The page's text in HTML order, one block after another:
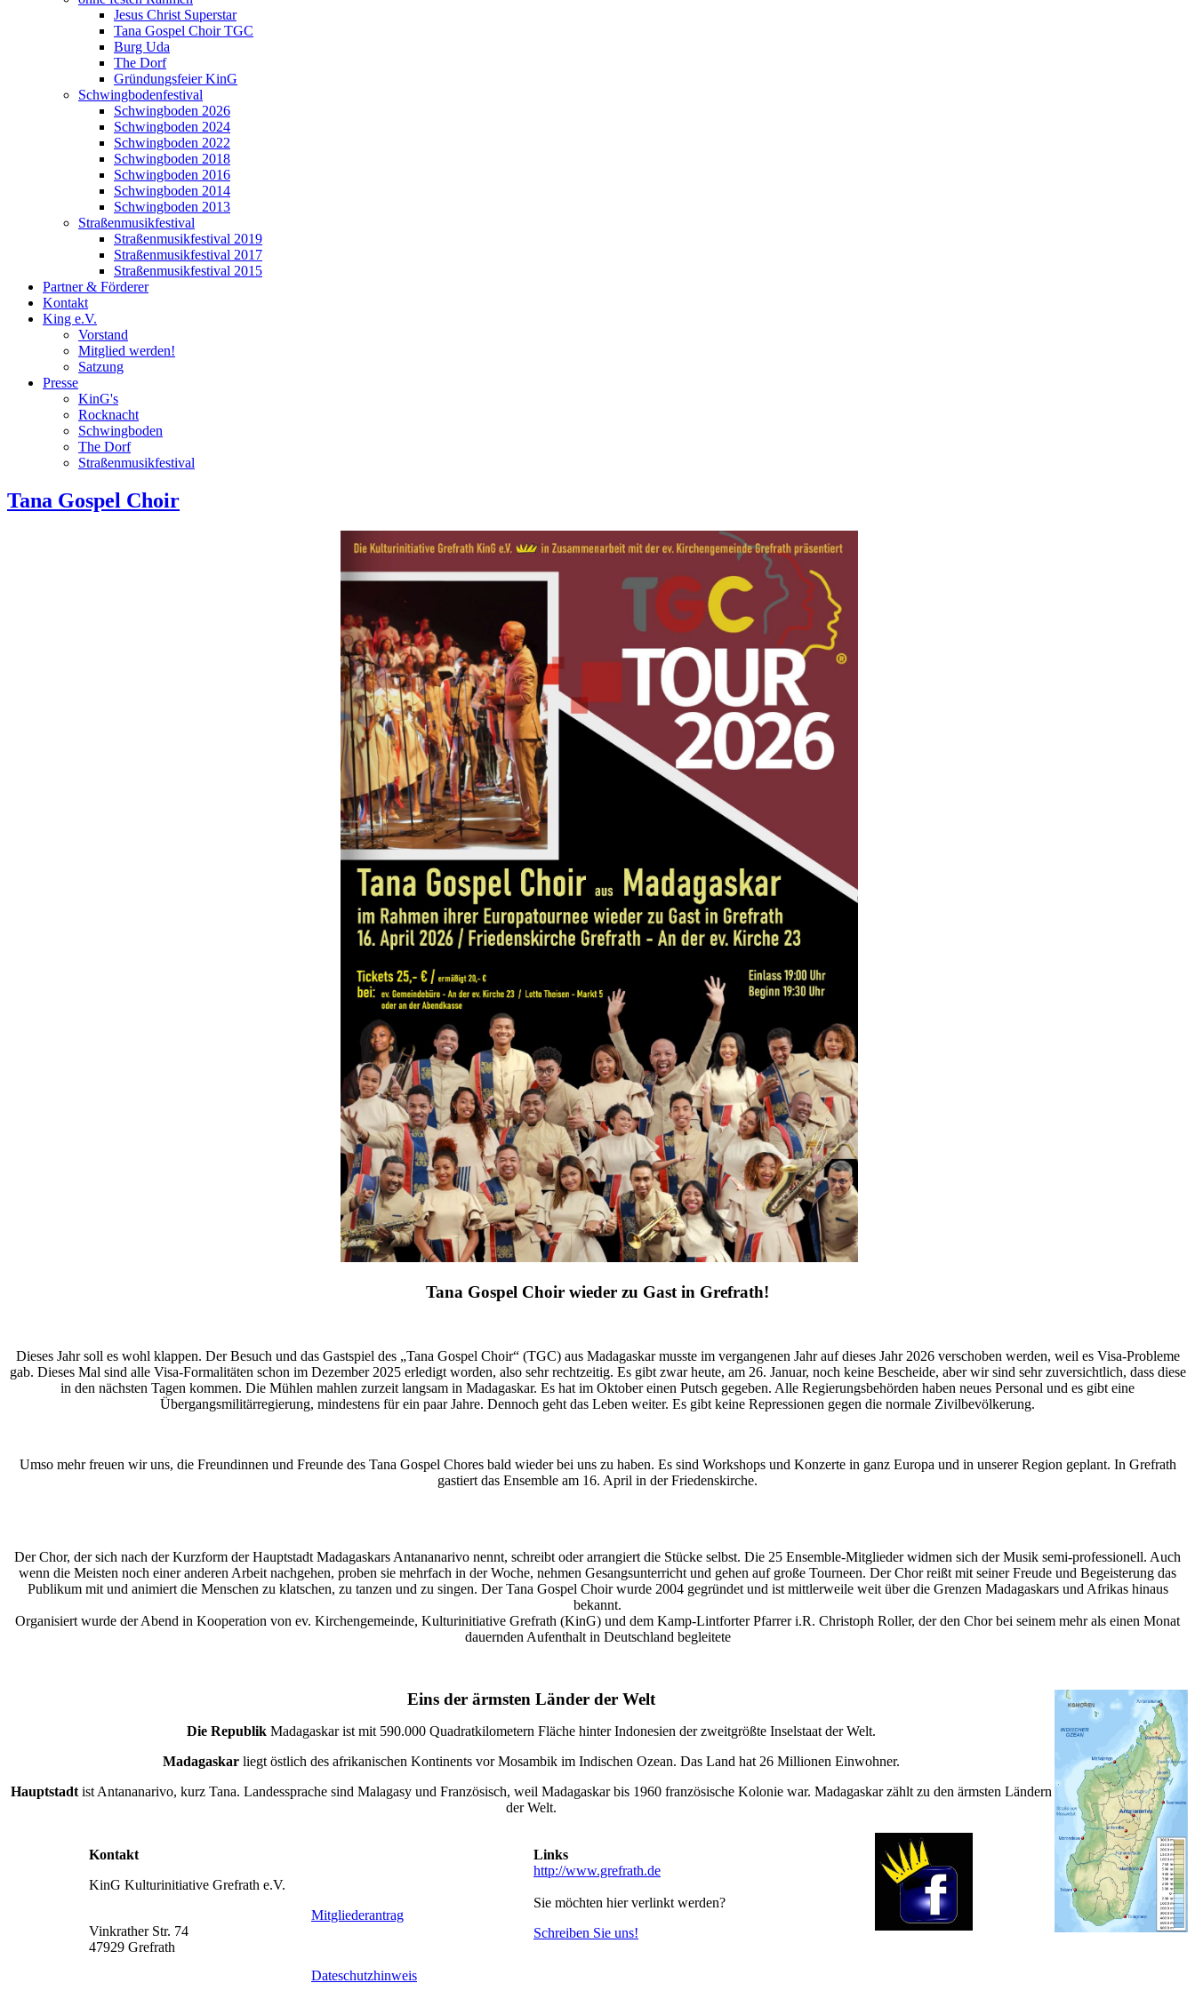
Jesus Christ Superstar
Tana Gospel Choir TGC
Burg Uda
The Dorf
Gründungsfeier KinG
Schwingbodenfestival
Schwingboden 2026
Schwingboden 2024
Schwingboden 2022
Schwingboden 2018
Schwingboden 2016
Schwingboden 2014
Schwingboden 2013
Straßenmusikfestival
Straßenmusikfestival 2019
Straßenmusikfestival 2017
Straßenmusikfestival 2015
Partner & Förderer
Kontakt
King e.V.
Vorstand
Mitglied werden!
Satzung
Presse
KinG's
Rocknacht
Schwingboden
The Dorf
Straßenmusikfestival
Tana Gospel Choir
Tana Gospel Choir wieder zu Gast in Grefrath!
Dieses Jahr soll es wohl klappen. Der Besuch und das Gastspiel des „Tana Gospel Choir“ (TGC) aus Madagaskar musste im vergangenen Jahr auf dieses Jahr 2026 verschoben werden, weil es Visa-Probleme
gab. Dieses Mal sind alle Visa-Formalitäten schon im Dezember 2025 erledigt worden, also sehr rechtzeitig. Es gibt zwar heute, am 26. Januar, noch keine Bescheide, aber wir sind sehr zuversichtlich, dass diese
in den nächsten Tagen kommen. Die Mühlen mahlen zurzeit langsam in Madagaskar. Es hat im Oktober einen Putsch gegeben. Alle Regierungsbehörden haben neues Personal und es gibt eine
Übergangsmilitärregierung, mindestens für ein paar Jahre. Dennoch geht das Leben weiter. Es gibt keine Repressionen gegen die normale Zivilbevölkerung.
Umso mehr freuen wir uns, die Freundinnen und Freunde des Tana Gospel Chores bald wieder bei uns zu haben. Es sind Workshops und Konzerte in ganz Europa und in unserer Region geplant. In Grefrath
gastiert das Ensemble am 16. April in der Friedenskirche.
Der Chor, der sich nach der Kurzform der Hauptstadt Madagaskars Antananarivo nennt, schreibt oder arrangiert die Stücke selbst. Die 25 Ensemble-Mitglieder widmen sich der Musik semi-professionell. Auch
wenn die Meisten noch einer anderen Arbeit nachgehen, proben sie mehrfach in der Woche, nehmen Gesangsunterricht und gehen auf große Tourneen. Der Chor reißt mit seiner Freude und Begeisterung das
Publikum mit und animiert die Menschen zu klatschen, zu tanzen und zu singen. Der Tana Gospel Choir wurde 2004 gegründet und ist mittlerweile weit über die Grenzen Madagaskars und Afrikas hinaus
bekannt.
Organisiert wurde der Abend in Kooperation von ev. Kirchengemeinde, Kulturinitiative Grefrath (KinG) und dem Kamp-Lintforter Pfarrer i.R. Christoph Roller, der den Chor bei seinem mehr als einen Monat
dauernden Aufenthalt in Deutschland begleitete
Eins der ärmsten Länder der Welt
Die Republik Madagaskar ist mit 590.000 Quadratkilometern Fläche hinter Indonesien der zweitgrößte Inselstaat der Welt.
Madagaskar liegt östlich des afrikanischen Kontinents vor Mosambik im Indischen Ozean. Das Land hat 26 Millionen Einwohner.
Hauptstadt ist Antananarivo, kurz Tana. Landessprache sind Malagasy und Französisch, weil Madagaskar bis 1960 französische Kolonie war. Madagaskar zählt zu den ärmsten Ländern
der Welt.
Kontakt
KinG Kulturinitiative Grefrath e.V.
Vinkrather Str. 74
47929 Grefrath
Mitgliederantrag
Dateschutzhinweis
Links
http://www.grefrath.de
Sie möchten hier verlinkt werden?
Schreiben Sie uns!